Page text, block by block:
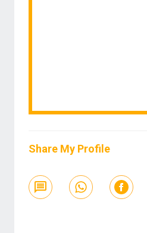
Share My Profile